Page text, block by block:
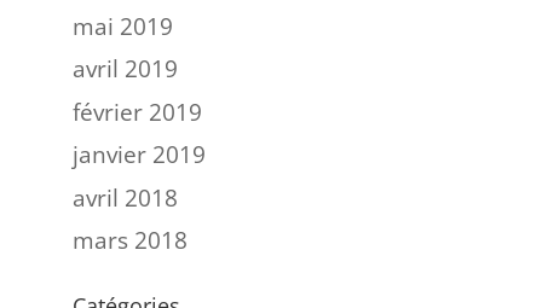
mai 2019
avril 2019
février 2019
janvier 2019
avril 2018
mars 2018